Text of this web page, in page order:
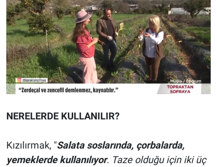
NERELERDE KULLANILIR?
Kızılırmak, "Salata soslarında, çorbalarda,
yemeklerde kullanılıyor. Taze olduğu için iki üç